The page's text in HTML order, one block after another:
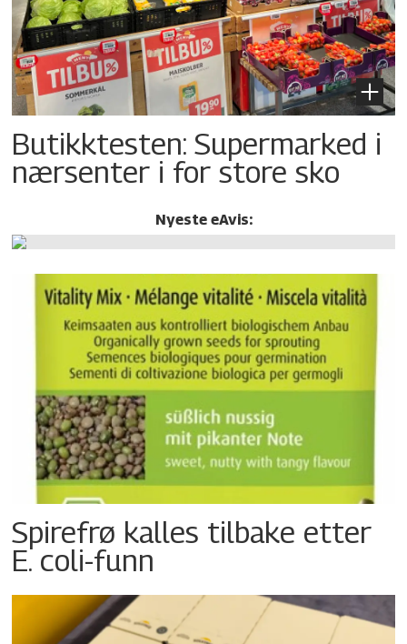
Butikktesten: Supermarked i
nærsenter i for store sko
Nyeste eAvis:
Spirefrø kalles tilbake etter
E. coli-funn